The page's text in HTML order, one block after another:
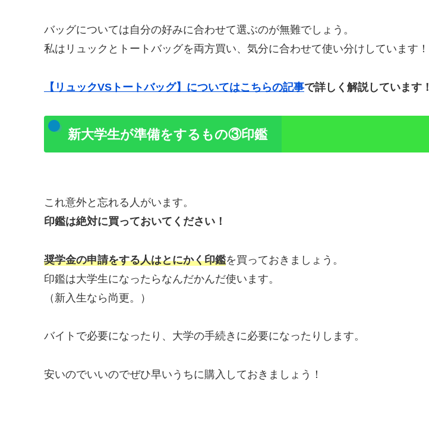
バッグについては自分の好みに合わせて選ぶのが無難でしょう。
私はリュックとトートバッグを両方買い、気分に合わせて使い分けしています！
【リュックVSトートバッグ】についてはこちらの記事で詳しく解説しています！
新大学生が準備をするもの③印鑑
これ意外と忘れる人がいます。
印鑑は絶対に買っておいてください！
奨学金の申請をする人はとにかく印鑑を買っておきましょう。
印鑑は大学生になったらなんだかんだ使います。
（新入生なら尚更。）
バイトで必要になったり、大学の手続きに必要になったりします。
安いのでいいのでぜひ早いうちに購入しておきましょう！